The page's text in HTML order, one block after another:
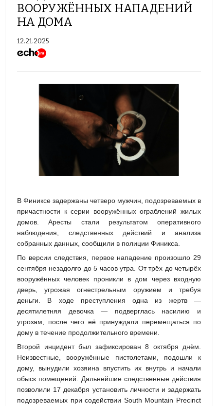
ВООРУЖЁННЫХ НАПАДЕНИЙ
НА ДОМА
12.21.2025
В Финиксе задержаны четверо мужчин, подозреваемых в
причастности к серии вооружённых ограблений жилых
домов. Аресты стали результатом оперативного
наблюдения, следственных действий и анализа
собранных данных, сообщили в полиции Финикса.
По версии следствия, первое нападение произошло 29
сентября незадолго до 5 часов утра. От трёх до четырёх
вооружённых человек проникли в дом через входную
дверь, угрожая огнестрельным оружием и требуя
деньги. В ходе преступления одна из жертв —
десятилетняя девочка — подверглась насилию и
угрозам, после чего её принуждали перемещаться по
дому в течение продолжительного времени.
Второй инцидент был зафиксирован 8 октября днём.
Неизвестные, вооружённые пистолетами, подошли к
дому, вынудили хозяина впустить их внутрь и начали
обыск помещений. Дальнейшие следственные действия
позволили 17 декабря установить личности и задержать
подозреваемых при содействии South Mountain Precinct